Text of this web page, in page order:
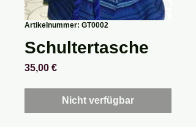
Artikelnummer: GT0002
Schultertasche
35,00 €Preis
Nicht verfügbar